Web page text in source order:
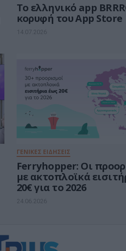
Το ελληνικό app
κορυφή του App Store
14.07.2026
ΓΕΝΙΚΕΣ ΕΙΔΗΣΕΙΣ
Ferryhopper: Οι
με ακτοπλοϊκά
20€ για το 2026
24.06.2026